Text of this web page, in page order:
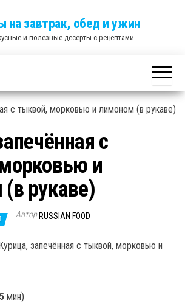
на завтрак, обед и ужин
и полезные десерты с рецептами
с
и
рукаве)
Автор RUSSIAN FOOD
мин)